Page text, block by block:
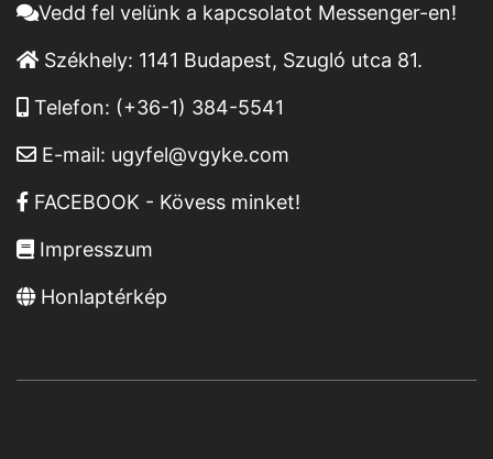
Vedd fel velünk a kapcsolatot Messenger-en!
Székhely: 1141 Budapest, Szugló utca 81.
Telefon: (+36-1) 384-5541
E-mail: ugyfel@vgyke.com
FACEBOOK - Kövess minket!
Impresszum
Honlaptérkép